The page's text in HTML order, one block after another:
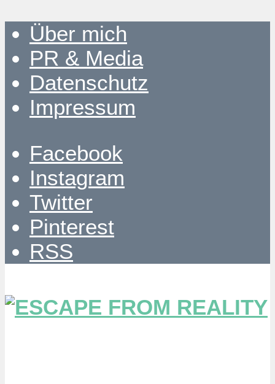
Über mich
PR & Media
Datenschutz
Impressum
Facebook
Instagram
Twitter
Pinterest
RSS